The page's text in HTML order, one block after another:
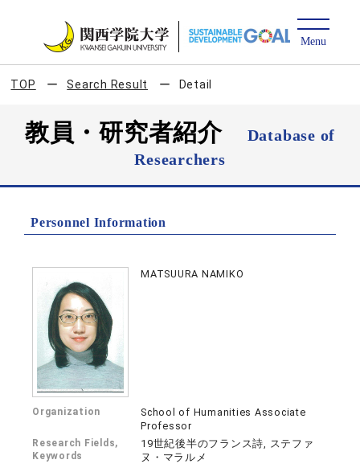
TOP Search Result Detail
教員・研究者紹介
Database of
Researchers
Personnel Information
MATSUURA NAMIKO
Organization
School of Humanities Associate
Professor
Research Fields,
Keywords
19世紀後半のフランス詩, ステファ
ヌ・マラルメ